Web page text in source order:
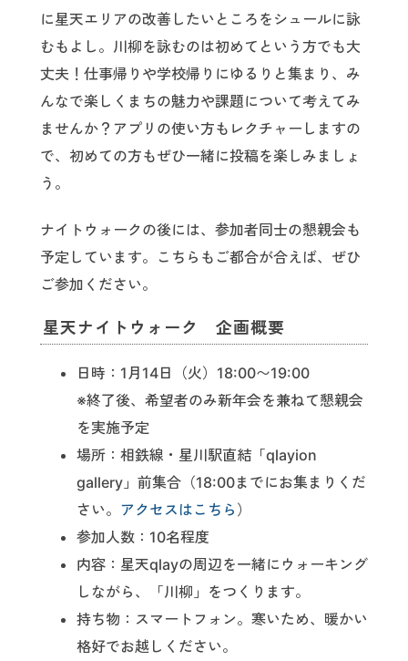
に星天エリアの改善したいところをシュールに詠
むもよし。川柳を詠むのは初めてという方でも大
丈夫！仕事帰りや学校帰りにゆるりと集まり、み
んなで楽しくまちの魅力や課題について考えてみ
ませんか？アプリの使い方もレクチャーしますの
で、初めての方もぜひ一緒に投稿を楽しみましょ
う。
ナイトウォークの後には、参加者同士の懇親会も
予定しています。こちらもご都合が合えば、ぜひ
ご参加ください。
星天ナイトウォーク 企画概要
日時：1月14日（火）18:00〜19:00
※終了後、希望者のみ新年会を兼ねて懇親会
を実施予定
場所：相鉄線・星川駅直結「qlayion
gallery」前集合（18:00までにお集まりくだ
さい。 アクセスはこちら ）
参加人数：10名程度
内容：星天qlayの周辺を一緒にウォーキング
しながら、「川柳」をつくります。
持ち物：スマートフォン。寒いため、暖かい
格好でお越しください。